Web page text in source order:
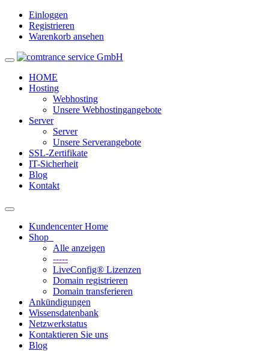
Einloggen
Registrieren
Warenkorb ansehen
Toggle
navigation
HOME
Hosting
Webhosting
Unsere Webhostingangebote
Server
Server
Unsere Serverangebote
SSL-Zertifikate
IT-Sicherheit
Blog
Kontakt
Toggle
navigationKundencenter Home
Shop
Alle anzeigen
-----
LiveConfig® Lizenzen
Domain registrieren
Domain transferieren
Ankündigungen
Wissensdatenbank
Netzwerkstatus
Kontaktieren Sie uns
Blog